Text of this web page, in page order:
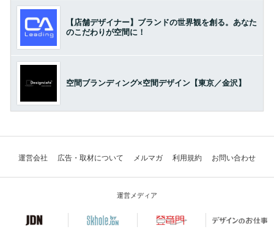
【店舗デザイナー】ブランドの世界観を創る。あなた
のこだわりが空間に！
空間ブランディング×空間デザイン【東京／金沢】
運営会社 広告・取材について メルマガ 利用規約 お問い合わせ
運営メディア